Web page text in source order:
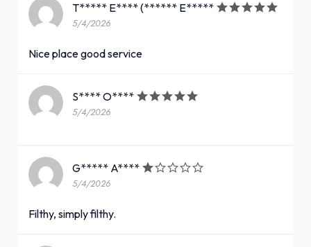
T***** E**** (****** E*****
5/4/2026
Nice place good service
S**** O****
5/4/2026
G***** A****
5/4/2026
Filthy, simply filthy.